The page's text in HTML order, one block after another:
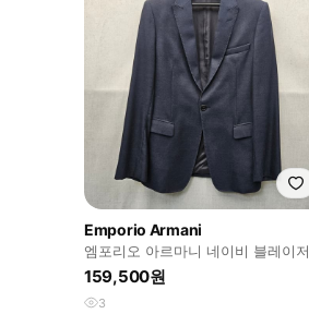
Emporio Armani
엠포리오 아르마니 네이비 블레이저
자켓 .393
159,500원
3